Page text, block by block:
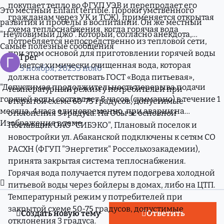
покупает тепло во ФГУП УЭВ и перепродает его
гражданам через УК и ТСЖ), применяется открытая
схема теплоснабжения, когда горячая вода
потребляется непосредственно из тепловой сети,
при этом основой для приготовлении горячей воды
является химически очищенная вода, которая
должна соответствовать ГОСТ «Вода питьевая»,
температурный режим у потребителей при
открытой схеме 60-75 градусов, допустимые
отклонения 3 градуса. На Обьгэс основной
Поставщик ОАО "СИБЭКО", Плановый поселок и
новостройки ул. Абаканской подключены к сетям СО
РАСХН (ФГУП "Энергетик" Россельхозакадемии),
принята закрытая система теплоснабжения.
Горячая вода получается путем подогрева холодной
питьевой воды через бойлеры в домах, либо на ЦТП.
Температурный режим у потребителей при
закрытой схеме 50-75 градусов, допустимые
отклонения 3 градуса.
Это местный Enfant terrible. Пороки умственного
развития и пробелы в воспитании. Он же местный
"Неуловимый Джо". Который, согласно анекдота,
неуловимый не потому, что поймать не могут, а потому
что.
Самые полезные сообщения
Грег
5 ноября, 20255 нояб
"Допустимая продолжительность перерыва подачи
горячей воды составляет 8 часов (суммарно) в течение 1
месяца, 4 часа единовременно, при аварии на
тупиковой магистрали - 24 часа подряд ( Пункт 4
Приложе
Изображения в теме
Развернуть обзор темы
Создать новую тему Ответить